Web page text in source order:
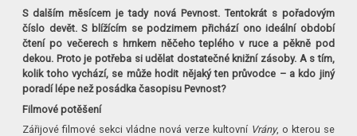
S dalším měsícem je tady nová Pevnost. Tentokrát s pořadovým
číslo devět. S blížícím se podzimem přichází ono ideální období
čtení po večerech s hrnkem něčeho teplého v ruce a pěkně pod
dekou. Proto je potřeba si udělat dostatečné knižní zásoby. A s tím,
kolik toho vychází, se může hodit nějaký ten průvodce – a kdo jiný
poradí lépe než posádka časopisu Pevnost?
Filmové potěšení
Zářijové filmové sekci vládne nová verze kultovní Vrány, o kterou se